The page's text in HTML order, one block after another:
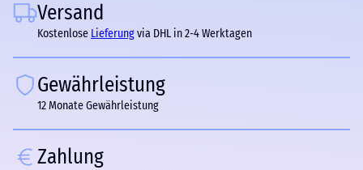
Versand
Kostenlose Lieferungvia DHL in 2-4 Werktagen
Gewährleistung
12 Monate Gewährleistung
Zahlung